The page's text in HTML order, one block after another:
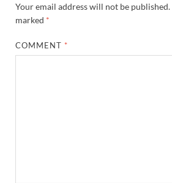
Your email address will not be published.
marked *
COMMENT *